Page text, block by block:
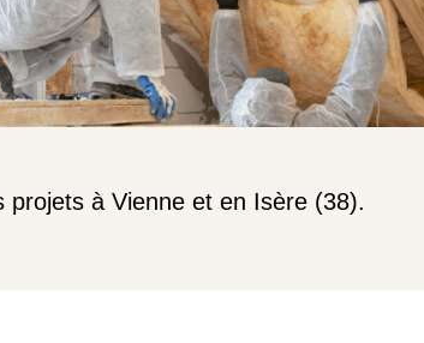
à Vienne et en Isère (38).